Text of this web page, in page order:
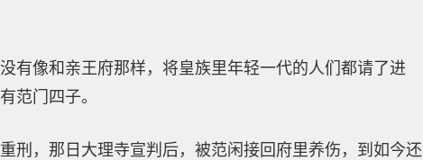
有像和亲王府那样，将皇族里年轻一代的人们都请了进
范门四子。
刑，那日大理寺宣判后，被范闲接回府里养伤，到如今还